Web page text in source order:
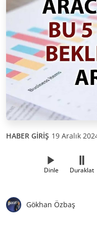
HABER GİRİŞ 19 Aralık
Dinle Duraklat
Gökhan Özbaş